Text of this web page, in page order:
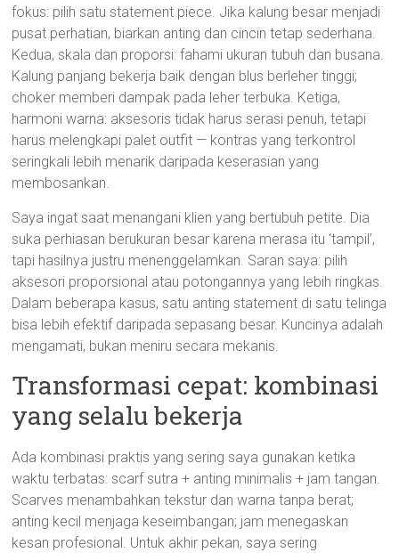
fokus: pilih satu statement piece. Jika kalung besar menjadi
pusat perhatian, biarkan anting dan cincin tetap sederhana.
Kedua, skala dan proporsi: fahami ukuran tubuh dan busana.
Kalung panjang bekerja baik dengan blus berleher tinggi;
choker memberi dampak pada leher terbuka. Ketiga,
harmoni warna: aksesoris tidak harus serasi penuh, tetapi
harus melengkapi palet outfit — kontras yang terkontrol
seringkali lebih menarik daripada keserasian yang
membosankan.
Saya ingat saat menangani klien yang bertubuh petite. Dia
suka perhiasan berukuran besar karena merasa itu ‘tampil’,
tapi hasilnya justru menenggelamkan. Saran saya: pilih
aksesori proporsional atau potongannya yang lebih ringkas.
Dalam beberapa kasus, satu anting statement di satu telinga
bisa lebih efektif daripada sepasang besar. Kuncinya adalah
mengamati, bukan meniru secara mekanis.
Transformasi cepat: kombinasi
yang selalu bekerja
Ada kombinasi praktis yang sering saya gunakan ketika
waktu terbatas: scarf sutra + anting minimalis + jam tangan.
Scarves menambahkan tekstur dan warna tanpa berat;
anting kecil menjaga keseimbangan; jam menegaskan
kesan profesional. Untuk akhir pekan, saya sering